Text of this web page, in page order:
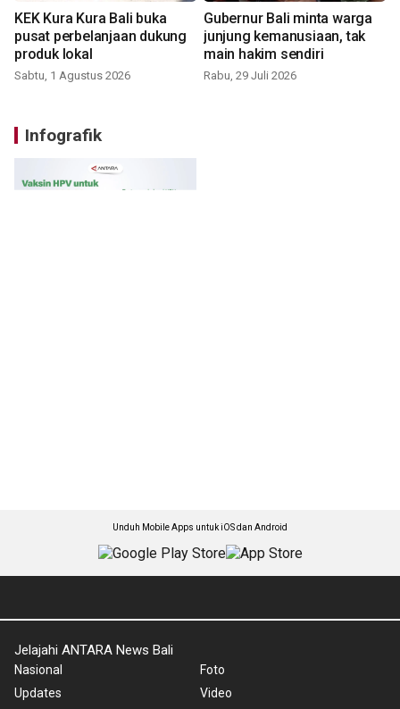
KEK Kura Kura Bali buka
pusat perbelanjaan dukung
produk lokal
Sabtu, 1 Agustus 2026
Gubernur Bali minta warga
junjung kemanusiaan, tak
main hakim sendiri
Rabu, 29 Juli 2026
Infografik
Unduh Mobile Apps untuk iOS dan Android
Jelajahi ANTARA News Bali
Nasional
Updates
Foto
Video